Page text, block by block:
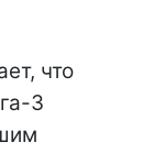
что
3